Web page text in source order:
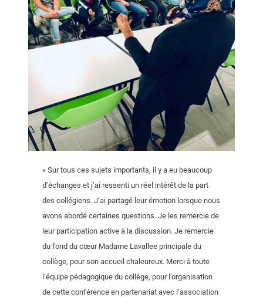
« Sur tous ces sujets importants, il y a eu beaucoup
d’échanges et j’ai ressenti un réel intérêt de la part
des collégiens. J’ai partagé leur émotion lorsque nous
avons abordé certaines questions. Je les remercie de
leur participation active à la discussion. Je remercie
du fond du cœur Madame Lavallee principale du
collège, pour son accueil chaleureux. Merci à toute
l’équipe pédagogique du collège, pour l’organisation
de cette conférence en partenariat avec l’association